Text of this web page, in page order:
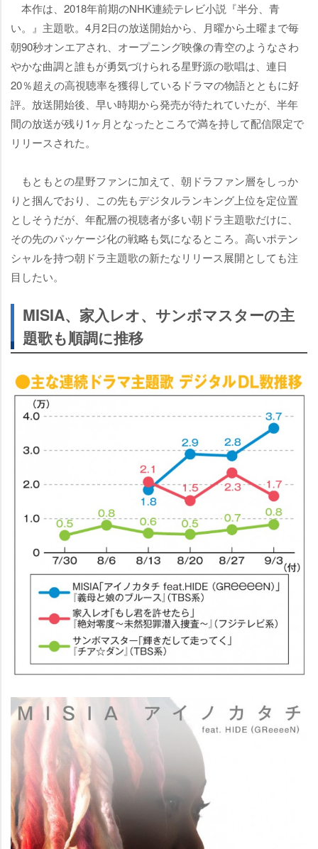
本作は、2018年前期のNHK連続テレビ小説『半分、青
い。』主題歌。4月2日の放送開始から、月曜から土曜まで毎
朝90秒オンエアされ、オープニング映像の青空のようなさわ
かな曲調と誰もが勇気づけられる星野源の歌唱は、連日
20％超えの高視聴率を獲得しているドラマの物語とともに好
評。放送開始後、早い時期から発売が待たれていたが、半年
間の放送が残り1ヶ月となったところで満を持して配信限定で
リリースされた。
もともとの星野ファンに加えて、朝ドラファン層をしっか
りと掴んでおり、この先もデジタルランキング上位を定位置
としそうだが、年配層の視聴者が多い朝ドラ主題歌だけに、
その先のパッケージ化の戦略も気になるところ。高いポテン
シャルを持つ朝ドラ主題歌の新たなリリース展開としても注
目したい。
MISIA、家入レオ、サンボマスターの主
題歌も順調に推移